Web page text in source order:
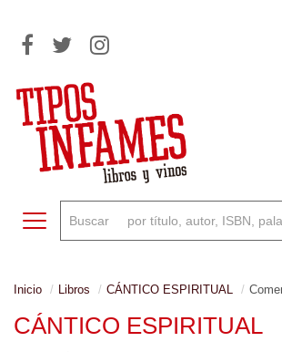
Toggle navigation
Inicio Libros CÁNTICO ESPIRITUAL
CÁNTICO ESPIRITUAL